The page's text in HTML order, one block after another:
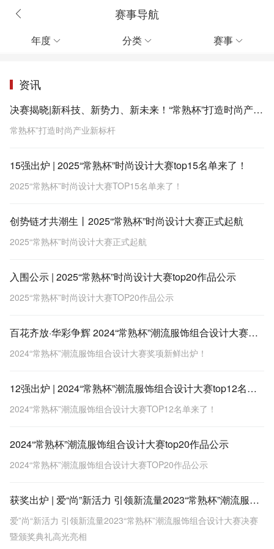
赛事导航
年度  分类  赛事 
资讯
决赛揭晓|新科技、新势力、新未来！“常熟杯”打造时尚产业新标杆
常熟杯”打造时尚产业新标杆
15强出炉 | 2025“常熟杯”时尚设计大赛top15名单来了！
2025“常熟杯”时尚设计大赛TOP15名单来了！
创势链才共潮生丨2025“常熟杯”时尚设计大赛正式起航
2025“常熟杯”时尚设计大赛正式起航
入围公示 | 2025“常熟杯”时尚设计大赛top20作品公示
2025“常熟杯”时尚设计大赛TOP20作品公示
百花齐放·华彩争辉 2024“常熟杯”潮流服饰组合设计大赛奖项新鲜出炉！
2024“常熟杯”潮流服饰组合设计大赛奖项新鲜出炉！
12强出炉 | 2024“常熟杯”潮流服饰组合设计大赛top12名单来了！
2024“常熟杯”潮流服饰组合设计大赛TOP12名单来了！
2024“常熟杯”潮流服饰组合设计大赛top20作品公示
2024“常熟杯”潮流服饰组合设计大赛TOP20作品公示
获奖出炉 | 爱“尚”新活力 引领新流量2023“常熟杯”潮流服饰组合设计大赛决赛暨颁奖典礼高光亮相
爱”尚“新活力 引领新流量2023“常熟杯”潮流服饰组合设计大赛决赛
暨颁奖典礼高光亮相